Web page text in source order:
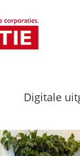
Digitale